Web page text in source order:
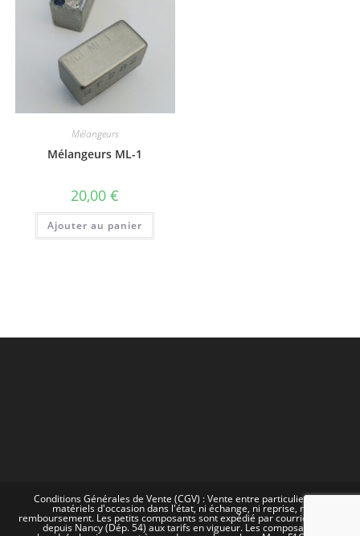
Mélangeurs
Mélangeurs ML-1
20,00€
Ajouter au panier
Conditions Générales de Vente (CGV) : Vente entre particuliers de
matériels d'occasion dans l'état, ni échange, ni reprise, ni
remboursement. Les petits composants sont expédié par courrier postal
depuis Nancy (Dép. 54) aux tarifs en vigueur. Les composants